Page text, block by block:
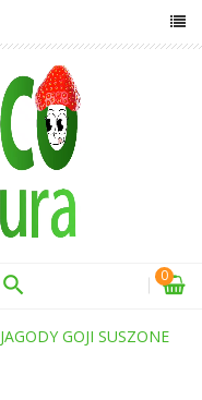
0
JAGODY GOJI SUSZONE